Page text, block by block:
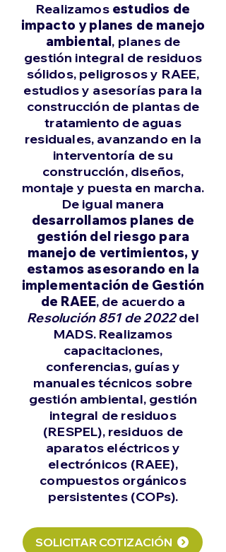
Realizamos estudios de
impacto y planes de manejo
ambiental, planes de
gestión integral de residuos
sólidos, peligrosos y RAEE,
estudios y asesorías para la
construcción de plantas de
tratamiento de aguas
residuales, avanzando en la
interventoría de su
construcción, diseños,
montaje y puesta en marcha.
De igual manera
desarrollamos planes de
gestión del riesgo para
manejo de vertimientos, y
estamos asesorando en la
implementación de Gestión
de RAEE, de acuerdo a
Resolución 851 de 2022del
MADS. Realizamos
capacitaciones,
conferencias, guías y
manuales técnicos sobre
gestión ambiental, gestión
integral de residuos
(RESPEL), residuos de
aparatos eléctricos y
electrónicos (RAEE),
compuestos orgánicos
persistentes (COPs).
SOLICITAR COTIZACIÓN